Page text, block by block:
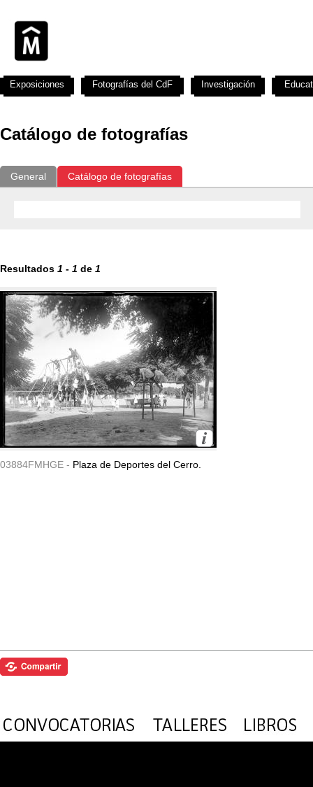
Catálogo de fotografías
General Catálogo de fotografías
Resultados 1 - 1 de 1
03884FMHGE - Plaza de Deportes del Cerro.
Exposiciones Fotografías del CdF Investigación